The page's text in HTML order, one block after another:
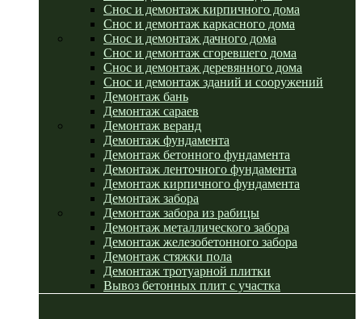
Снос и демонтаж кирпичного дома
Снос и демонтаж каркасного дома
Снос и демонтаж дачного дома
Снос и демонтаж сгоревшего дома
Снос и демонтаж деревянного дома
Снос и демонтаж зданий и сооружений
Демонтаж бань
Демонтаж сараев
Демонтаж веранд
Демонтаж фундамента
Демонтаж бетонного фундамента
Демонтаж ленточного фундамента
Демонтаж кирпичного фундамента
Демонтаж забора
Демонтаж забора из рабицы
Демонтаж металлического забора
Демонтаж железобетонного забора
Демонтаж стяжки пола
Демонтаж тротуарной плитки
Вывоз бетонных плит с участка